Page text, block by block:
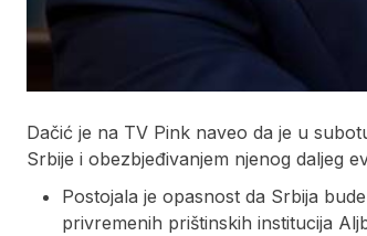
Dačić je na TV Pink naveo da je u
Srbije i obezbjeđivanjem njenog daljeg
Postojala je opasnost da Srbija
privremenih prištinskih institucija